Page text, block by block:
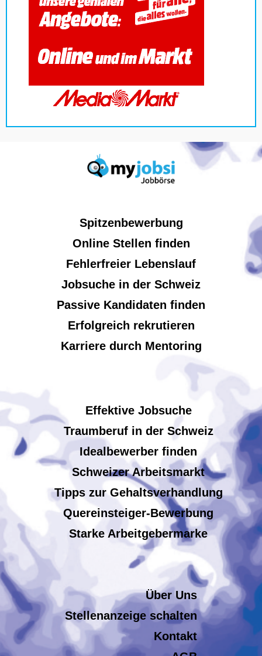
Spitzenbewerbung
Online Stellen finden
Fehlerfreier Lebenslauf
Jobsuche in der Schweiz
Passive Kandidaten finden
Erfolgreich rekrutieren
Karriere durch Mentoring
Effektive Jobsuche
Traumberuf in der Schweiz
Idealbewerber finden
Schweizer Arbeitsmarkt
Tipps zur Gehaltsverhandlung
Quereinsteiger-Bewerbung
Starke Arbeitgebermarke
Über Uns
Stellenanzeige schalten
Kontakt